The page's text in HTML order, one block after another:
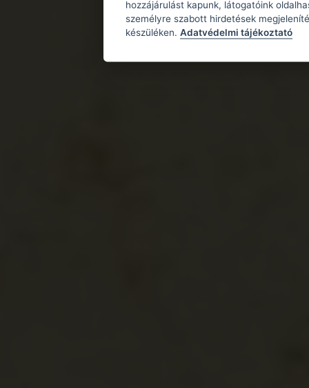
hozzájárulást kapunk, látogatóink
személyre szabott hirdetések
készüléken. Adatvédelmi tájékoztató